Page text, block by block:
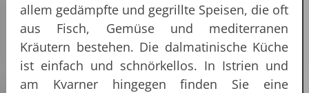
allem gedämpfte und gegrillte Speisen, die oft
aus Fisch, Gemüse und mediterranen
Kräutern bestehen. Die dalmatinische Küche
ist einfach und schnörkellos. In Istrien und
am Kvarner hingegen finden Sie eine